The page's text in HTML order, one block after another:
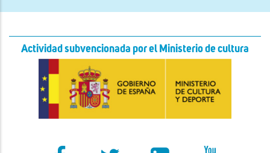
Actividad subvencionada por el Ministerio de cultura